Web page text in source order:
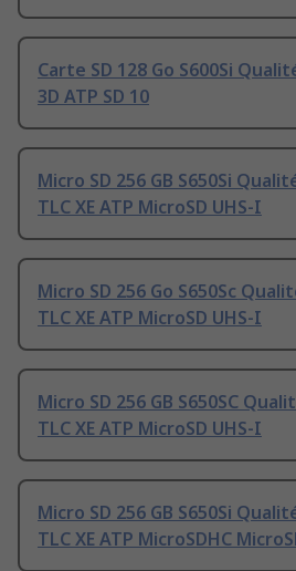
Carte SD 128 Go S600Si
3D ATP SD 10
Micro SD 256 GB S650Si
TLC XE ATP MicroSD UHS-I
Micro SD 256 Go S650Sc
TLC XE ATP MicroSD UHS-I
Micro SD 256 GB S650SC
TLC XE ATP MicroSD UHS-I
Micro SD 256 GB S650Si
TLC XE ATP MicroSDHC